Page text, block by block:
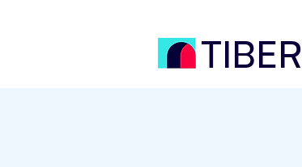
TIBER